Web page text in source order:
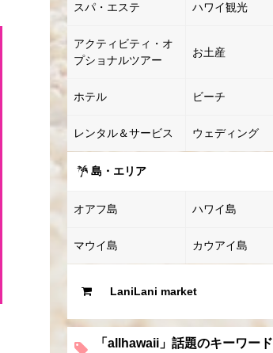
スパ・エステ ハワイ観光
アクティビティ・オ
プショナルツアー
お土産
ホテル ビーチ
レンタル＆サービス ウェディング
島・エリア
オアフ島 ハワイ島
マウイ島 カウアイ島
LaniLani market
「allhawaii」話題のキーワード